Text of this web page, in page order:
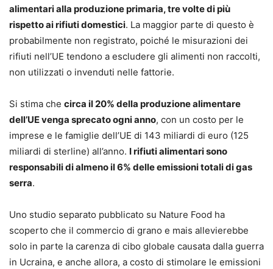
alimentari alla produzione primaria, tre volte di più
rispetto ai rifiuti domestici. La maggior parte di questo è
probabilmente non registrato, poiché le misurazioni dei
rifiuti nell’UE tendono a escludere gli alimenti non raccolti,
non utilizzati o invenduti nelle fattorie.
Si stima che circa il 20% della produzione alimentare
dell’UE venga sprecato ogni anno, con un costo per le
imprese e le famiglie dell’UE di 143 miliardi di euro (125
miliardi di sterline) all’anno. I rifiuti alimentari sono
responsabili di almeno il 6% delle emissioni totali di gas
serra.
Uno studio separato pubblicato su Nature Food ha
scoperto che il commercio di grano e mais allevierebbe
solo in parte la carenza di cibo globale causata dalla guerra
in Ucraina, e anche allora, a costo di stimolare le emissioni